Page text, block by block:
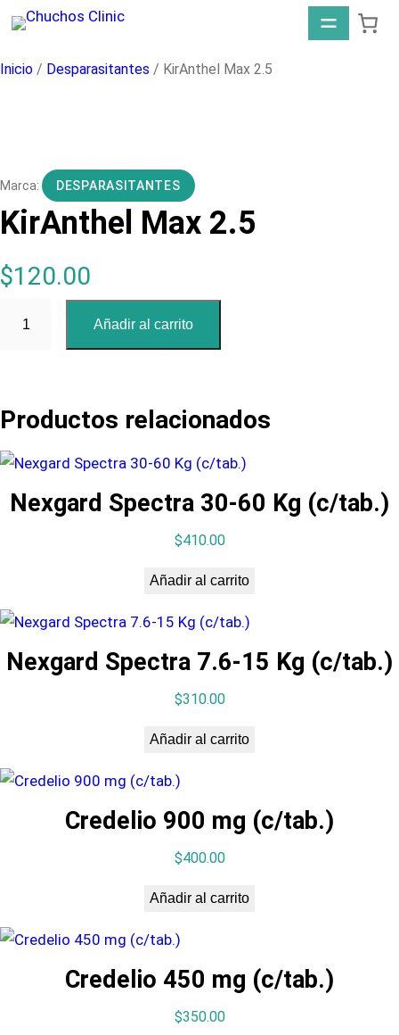
Saltar
contenido
Inicio / Desparasitantes / KirAnthel Max 2.5
KirAnthel Max 2.5
$120.00
n
h
2
t
Añadir al carrito
DESPARASITANTES
Productos relacionados
Nexgard Spectra 30-60 Kg (c/tab.)
$410.00
Añadir al carrito
Nexgard Spectra 7.6-15 Kg (c/tab.)
$310.00
Añadir al carrito
Credelio 900 mg (c/tab.)
$400.00
Añadir al carrito
Credelio 450 mg (c/tab.)
$350.00